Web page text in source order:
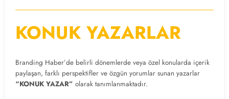
KONUK YAZARLAR
Branding Haber’de belirli dönemlerde veya özel konularda içerik
paylaşan, farklı perspektifler ve özgün yorumlar sunan yazarlar
“KONUK YAZAR” olarak tanımlanmaktadır.